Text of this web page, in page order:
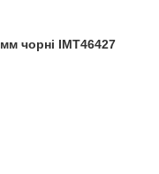
чорні IMT46427